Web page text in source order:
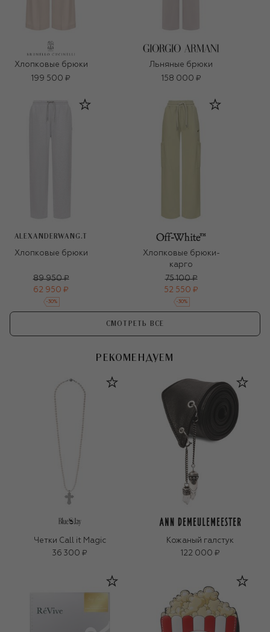
Хлопковые брюки
199 500 ₽
Льняные брюки
158 000 ₽
ALEXANDERWANG.T
Хлопковые брюки
89 950 ₽
62 950 ₽
-30%
Хлопковые брюки-
карго
75 100 ₽
52 550 ₽
-30%
СМОТРЕТЬ ВСЕ
РЕКОМЕНДУЕМ
Четки Call it Magic
36 300 ₽
Кожаный галстук
122 000 ₽